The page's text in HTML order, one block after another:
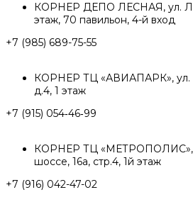
КОРНЕР ДЕПО ЛЕСНАЯ, ул.
этаж, 70 павильон, 4-й вход
+7 (985) 689-75-55
КОРНЕР ТЦ «АВИАПАРК», ул.
д.4, 1 этаж
+7 (915) 054‑46‑99
КОРНЕР ТЦ «МЕТРОПОЛИС»,
шоссе, 16а, стр.4, 1й этаж
+7 (916) 042-47-02